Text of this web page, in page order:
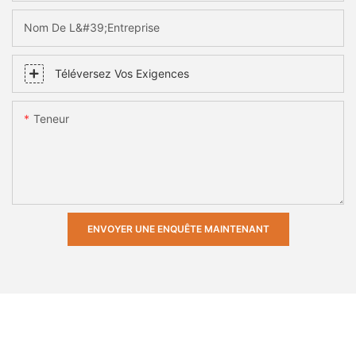
Nom De L&#39;entreprise
Téléversez Vos Exigences
Teneur
ENVOYER UNE ENQUÊTE MAINTENANT